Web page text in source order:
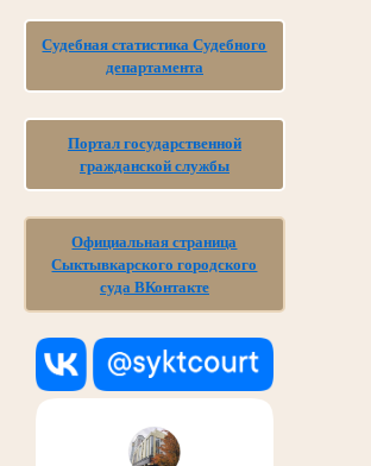
Судебная статистика Судебного
департамента
Портал государственной
гражданской службы
Официальная страница
Сыктывкарского городского
суда ВКонтакте